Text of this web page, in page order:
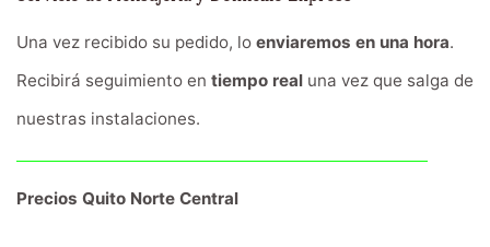
Una vez recibido su pedido, lo enviaremos en una hora.
Recibirá seguimiento en tiempo real una vez que salga de
nuestras instalaciones.
Precios Quito Norte Central